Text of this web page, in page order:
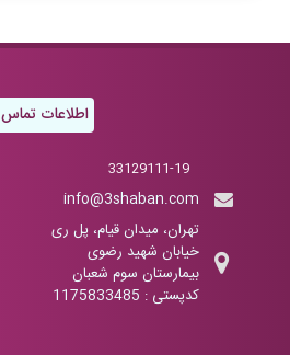
اطلاعات تماس
33129111-19
info@3shaban.com
تهران، میدان قیام، پل ری
خیابان شهید رضوی
بیمارستان سوم شعبان
کدپستی : 1175833485